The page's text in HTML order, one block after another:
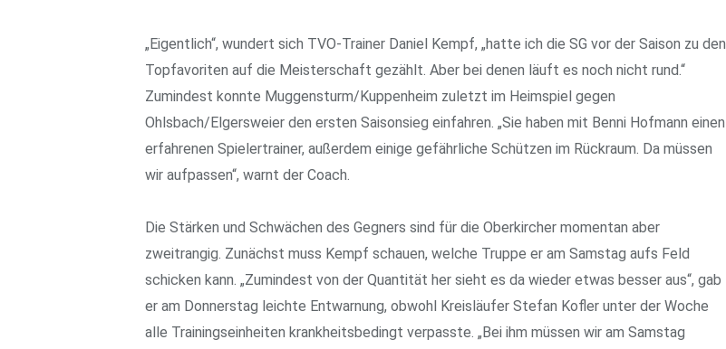
„Eigentlich“, wundert sich TVO-Trainer Daniel Kempf, „hatte ich die SG vor der Saison zu den
Topfavoriten auf die Meisterschaft gezählt. Aber bei denen läuft es noch nicht rund.“
Zumindest konnte Muggensturm/Kuppenheim zuletzt im Heimspiel gegen
Ohlsbach/Elgersweier den ersten Saisonsieg einfahren. „Sie haben mit Benni Hofmann einen
erfahrenen Spielertrainer, außerdem einige gefährliche Schützen im Rückraum. Da müssen
wir aufpassen“, warnt der Coach.
Die Stärken und Schwächen des Gegners sind für die Oberkircher momentan aber
zweitrangig. Zunächst muss Kempf schauen, welche Truppe er am Samstag aufs Feld
schicken kann. „Zumindest von der Quantität her sieht es da wieder etwas besser aus“, gab
er am Donnerstag leichte Entwarnung, obwohl Kreisläufer Stefan Kofler unter der Woche
alle Trainingseinheiten krankheitsbedingt verpasste. „Bei ihm müssen wir am Samstag